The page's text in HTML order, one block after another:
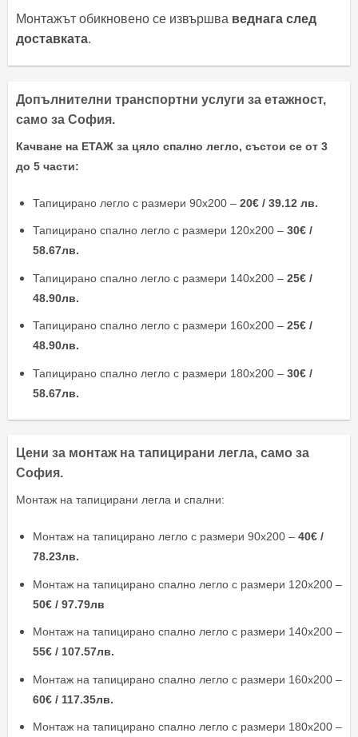
Монтажът обикновено се извършва веднага след
доставката.
Допълнителни транспортни услуги за етажност,
само за София.
Качване на ЕТАЖ за цяло спално легло, състои се от 3
до 5 части:
Тапицирано легло с размери 90х200 – 20€ / 39.12 лв.
Тапицирано спално легло с размери 120х200 – 30€ /
58.67лв.
Тапицирано спално легло с размери 140х200 – 25€ /
48.90лв.
Тапицирано спално легло с размери 160х200 – 25€ /
48.90лв.
Тапицирано спално легло с размери 180х200 – 30€ /
58.67лв.
Цени за монтаж на тапицирани легла, само за
София.
Монтаж на тапицирани легла и спални:
Монтаж на тапицирано легло с размери 90х200 – 40€ /
78.23лв.
Монтаж на тапицирано спално легло с размери 120х200 –
50€ / 97.79лв
Монтаж на тапицирано спално легло с размери 140х200 –
55€ / 107.57лв.
Монтаж на тапицирано спално легло с размери 160х200 –
60€ / 117.35лв.
Монтаж на тапицирано спално легло с размери 180х200 –